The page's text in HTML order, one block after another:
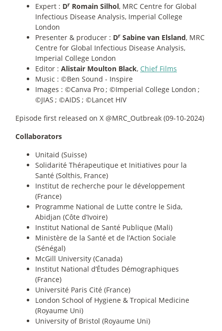
Expert : Dr Romain Silhol, MRC Centre for Global
Infectious Disease Analysis, Imperial College
London
Presenter & producer : Dr Sabine van Elsland, MRC
Centre for Global Infectious Disease Analysis,
Imperial College London
Editor : Alistair Moulton Black, Chief Films
Music : ©Ben Sound - Inspire
Images : ©Canva Pro; ©Imperial College London ;
©JIAS ; ©AIDS ; ©Lancet HIV
Episode first released on X @MRC_Outbreak (09-10-2024)
Collaborators
Unitaid (Suisse)
Solidarité Thérapeutique et Initiatives pour la
Santé (Solthis, France)
Institut de recherche pour le développement
(France)
Programme National de Lutte contre le Sida,
Abidjan (Côte d’Ivoire)
Institut National de Santé Publique (Mali)
Ministère de la Santé et de l’Action Sociale
(Sénégal)
McGill University (Canada)
Institut National d’Études Démographiques
(France)
Université Paris Cité (France)
London School of Hygiene & Tropical Medicine
(Royaume Uni)
University of Bristol (Royaume Uni)